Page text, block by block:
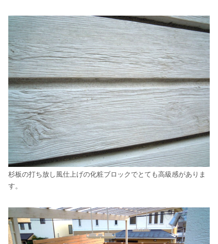
杉板の打ち放し風仕上げの化粧ブロックでとても高級感がありま
す。